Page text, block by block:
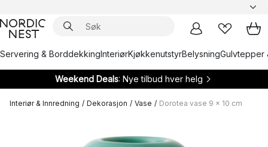
Servering & BorddekkingInteriørKjøkkenutstyrBelysningGulvtepper
Weekend Deals: Nye tilbud hver helg
Interiør & Innredning / Dekorasjon / Vase / Dorotea vase 9 x 10 cm